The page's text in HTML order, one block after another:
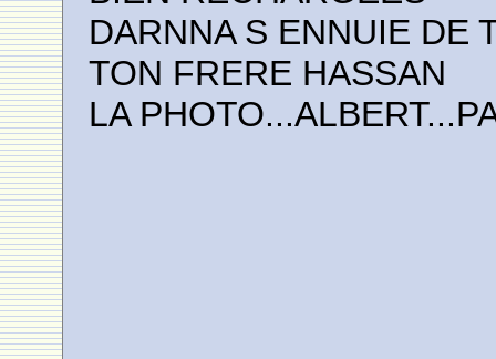
DARNNA S ENNUIE DE
TON FRERE HASSAN
LA